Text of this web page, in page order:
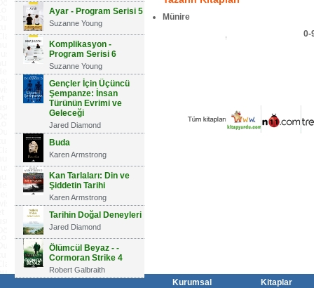
Ayar - Program Serisi 5
Suzanne Young
Komplikasyon -
Program Serisi 6
Suzanne Young
Gençler İçin Üçüncü
Şempanze: İnsan
Türünün Evrimi ve
Geleceği
Jared Diamond
Buda
Karen Armstrong
Kan Tarlaları: Din ve
Şiddetin Tarihi
Karen Armstrong
Tarihin Doğal Deneyleri
Jared Diamond
Ölümcül Beyaz - -
Cormoran Strike 4
Robert Galbraith
Münire
0-
Kurumsal Kitaplar